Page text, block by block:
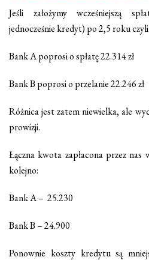
Jeśli założymy wcześniejszą
jednocześnie kredyt) po 2,5 roku czyli
Bank A poprosi o spłatę 22.314 zł
Bank B poprosi o przelanie 22.246 zł
Różnica jest zatem niewielka, ale
prowizji.
Łączna kwota zapłacona przez nas
kolejno:
Bank A – 25.230
Bank B – 24.900
Ponownie koszty kredytu są